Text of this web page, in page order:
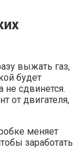
выжать газ,
будет
не сдвинется.
от двигателя,
меняет
заработать